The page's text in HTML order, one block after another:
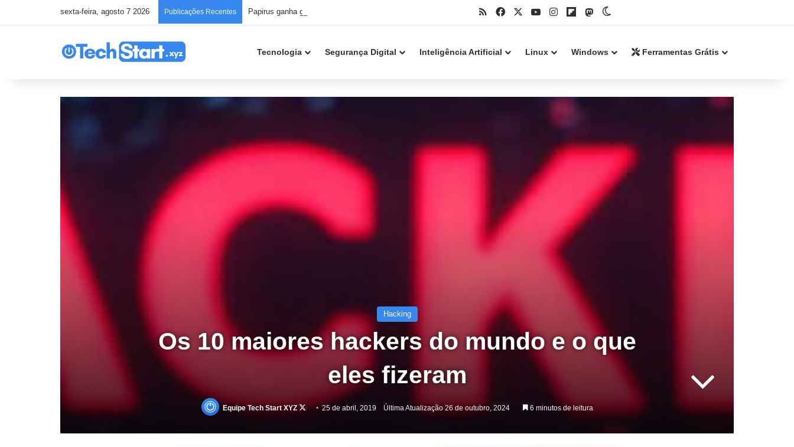
sexta-feira, agosto 7 2026 Publicações Recentes RSSFacebookYouTubeInstagramFlipboard
Mastodon
Tecnologia Segurança Digital Inteligência Artificial Linux Windows Ferramentas Grátis
Hacking
Os 10 maiores hackers do mundo e o que
eles fizeram
Equipe Tech Start XYZ
Follow
X
25 de abril, 2019 Última Atualização 26 de outubro, 2024 6 minutos de leitura